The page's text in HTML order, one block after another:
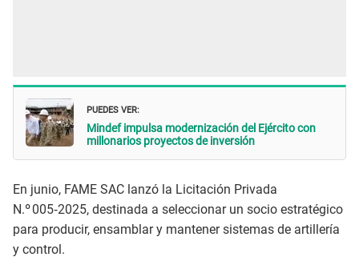
PUEDES VER:
Mindef impulsa modernización del Ejército con
millonarios proyectos de inversión
En junio, FAME SAC lanzó la Licitación Privada
N.º 005‑2025, destinada a seleccionar un socio estratégico
para producir, ensamblar y mantener sistemas de artillería
y control.